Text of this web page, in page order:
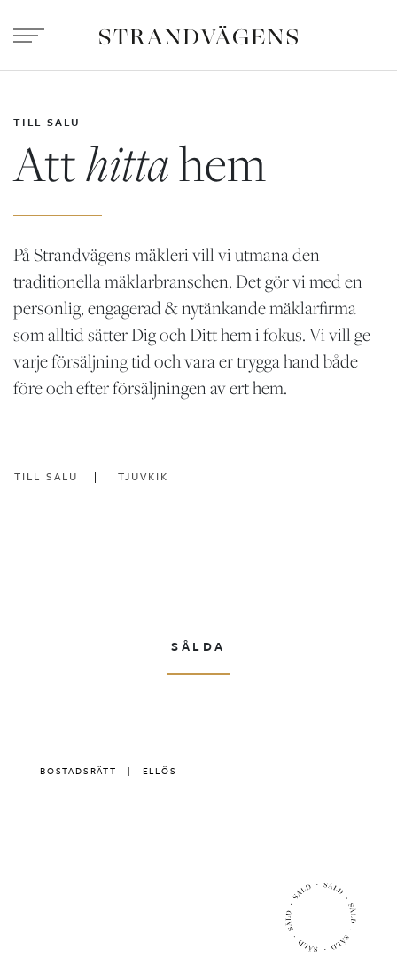
TILL SALU
Atthittahem
På Strandvägens mäkleri vill vi utmana den
traditionella mäklarbranschen. Det gör vi med en
personlig, engagerad & nytänkande mäklarfirma
som alltid sätter Dig och Ditt hem i fokus. Vi vill ge
varje försäljning tid och vara er trygga hand både
före och efter försäljningen av ert hem.
TILL SALU TJUVKIK
SÅLDA
BOSTADSRÄTT | ELLÖS
|